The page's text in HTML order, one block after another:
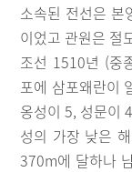
소속된 전선은 본
이었고 관원은 절
조선 1510년 (중
포에 삼포왜란이
옹성이 5, 성문이
성의 가장 낮은
370m에 달하나